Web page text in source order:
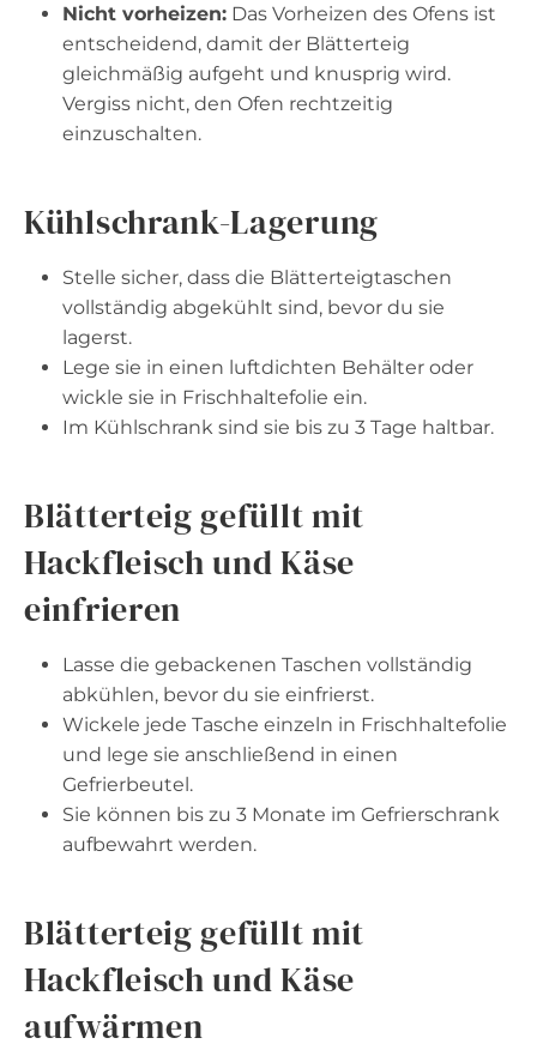
Nicht vorheizen: Das Vorheizen des Ofens ist
entscheidend, damit der Blätterteig
gleichmäßig aufgeht und knusprig wird.
Vergiss nicht, den Ofen rechtzeitig
einzuschalten.
Kühlschrank-Lagerung
Stelle sicher, dass die Blätterteigtaschen
vollständig abgekühlt sind, bevor du sie
lagerst.
Lege sie in einen luftdichten Behälter oder
wickle sie in Frischhaltefolie ein.
Im Kühlschrank sind sie bis zu 3 Tage haltbar.
Blätterteig gefüllt mit
Hackfleisch und Käse
einfrieren
Lasse die gebackenen Taschen vollständig
abkühlen, bevor du sie einfrierst.
Wickele jede Tasche einzeln in Frischhaltefolie
und lege sie anschließend in einen
Gefrierbeutel.
Sie können bis zu 3 Monate im Gefrierschrank
aufbewahrt werden.
Blätterteig gefüllt mit
Hackfleisch und Käse
aufwärmen